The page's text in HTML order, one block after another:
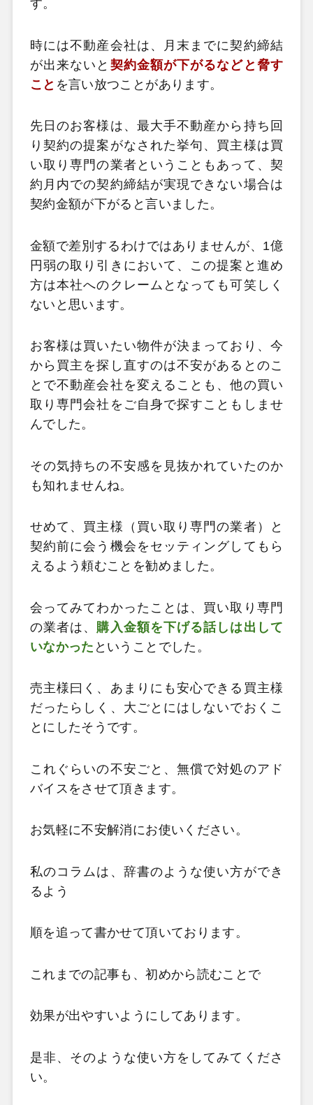
す。
時には不動産会社は、月末までに契約締結
が出来ないと 契約金額が下がるなどと脅す
こと を言い放つことがあります。
先日のお客様は、最大手不動産から持ち回
り契約の提案がなされた挙句、買主様は買
い取り専門の業者ということもあって、契
約月内での契約締結が実現できない場合は
契約金額が下がると言いました。
金額で差別するわけではありませんが、1億
円弱の取り引きにおいて、この提案と進め
方は本社へのクレームとなっても可笑しく
ないと思います。
お客様は買いたい物件が決まっており、今
から買主を探し直すのは不安があるとのこ
とで不動産会社を変えることも、他の買い
取り専門会社をご自身で探すこともしませ
んでした。
その気持ちの不安感を見抜かれていたのか
も知れませんね。
せめて、買主様（買い取り専門の業者）と
契約前に会う機会をセッティングしてもら
えるよう頼むことを勧めました。
会ってみてわかったことは、買い取り専門
の業者は、 購入金額を下げる話しは出して
いなかった ということでした。
売主様曰く、あまりにも安心できる買主様
だったらしく、大ごとにはしないでおくこ
とにしたそうです。
これぐらいの不安ごと、無償で対処のアド
バイスをさせて頂きます。
お気軽に不安解消にお使いください。
私のコラムは、辞書のような使い方ができ
るよう
順を追って書かせて頂いております。
これまでの記事も、初めから読むことで
効果が出やすいようにしてあります。
是非、そのような使い方をしてみてくださ
い。